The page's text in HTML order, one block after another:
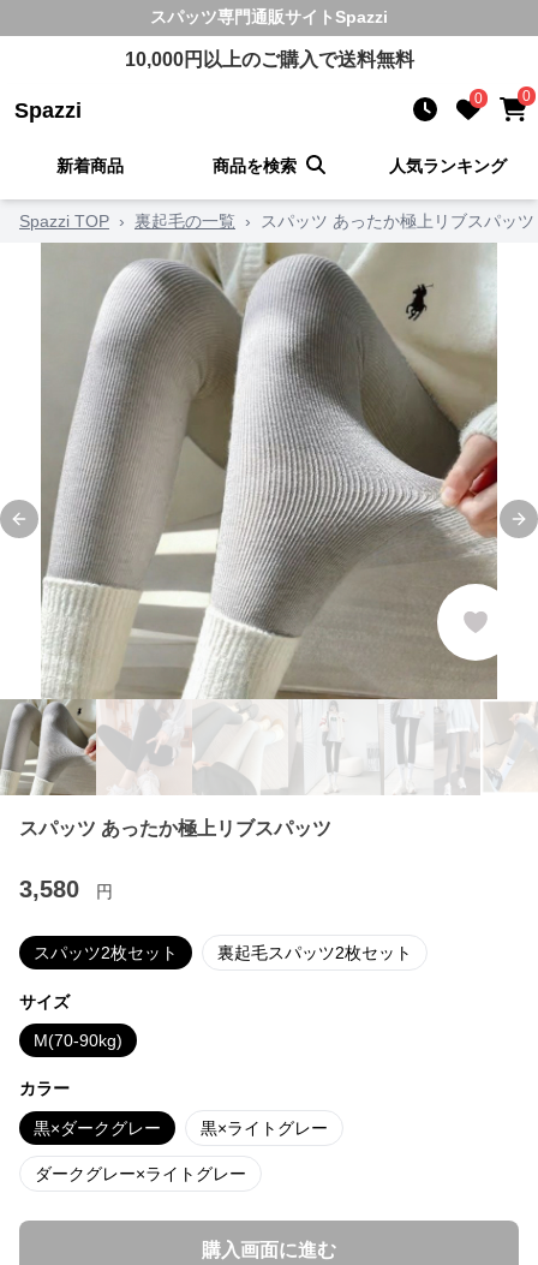
スパッツ専門通販サイトSpazzi
10,000円以上のご購入で送料無料
Spazzi 0 0
新着商品 商品を検索 人気ランキング
Spazzi TOP › 裏起毛の一覧 › スパッツ あったか極上リブスパッツ
Previous slide
スパッツ あったか極上リブスパッツ
3,580 円
スパッツ2枚セット 裏起毛スパッツ2枚セット
サイズ
M(70-90kg)
カラー
黒×ダークグレー 黒×ライトグレー
ダークグレー×ライトグレー
購入画面に進む